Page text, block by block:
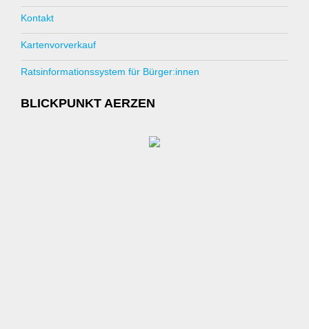
Kontakt
Kartenvorverkauf
Ratsinformationssystem für Bürger:innen
BLICKPUNKT AERZEN